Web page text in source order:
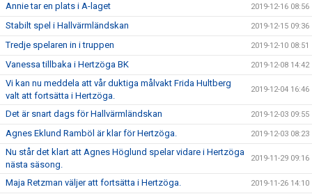
Annie tar en plats i A-laget 2019-12-16 08:56
Stabilt spel i Hallvärmländskan 2019-12-15 09:36
Tredje spelaren in i truppen 2019-12-10 08:51
Vanessa tillbaka i Hertzöga BK 2019-12-08 14:42
Vi kan nu meddela att vår duktiga målvakt Frida Hultberg
valt att fortsätta i Hertzöga.
2019-12-04 16:46
Det är snart dags för Hallvärmländskan 2019-12-03 09:55
Agnes Eklund Ramböl är klar för Hertzöga. 2019-12-03 08:23
Nu står det klart att Agnes Höglund spelar vidare i Hertzöga
nästa säsong.
2019-11-29 09:16
Maja Retzman väljer att fortsätta i Hertzöga. 2019-11-26 14:10